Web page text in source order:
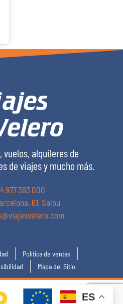
vuelos, alquileres de
de viajes y mucho más.
977 383 000
61, Salou
Política de ventas
Mapa del Sitio
ES